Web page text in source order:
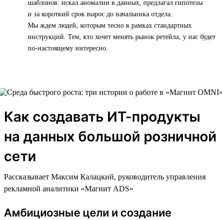
шаблонов: искал аномалии в данных, предлагал гипотезы
и за короткий срок вырос до начальника отдела.
Мы ждем людей, которым тесно в рамках стандартных
инструкций. Тем, кто хочет менять рынок ретейла, у нас будет
по-настоящему интересно.
Как создавать ИТ-продукты
на данных большой розничной
сети
Рассказывает Максим Калацкий, руководитель управления
рекламной аналитики «Магнит ADS»
Амбициозные цели и создание